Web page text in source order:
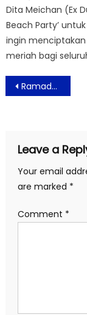
Dita Meichan (Ex
Beach Party’
ingin
meriah bagi
Post
Ramadan Farewell di Swiss-Belresidences Rasuna Epicentrum
Leave a
Your email
are marked *
Comment *